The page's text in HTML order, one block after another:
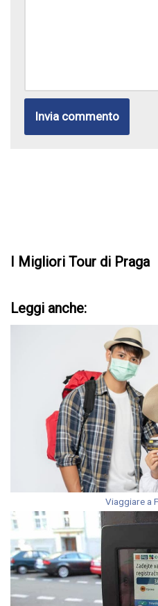
I Migliori Tour di Praga
Leggi anche:
Viaggiare a